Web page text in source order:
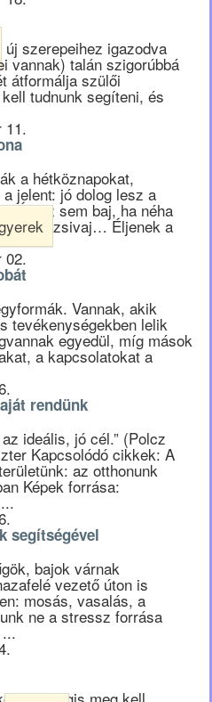
új szerepeihez igazodva
vannak) talán szigorúbbá
átformálja szülői
tudnunk segíteni, és
11.
a hétköznapokat,
jelent: jó dolog lesz a
És az sem baj, ha néha
zsivaj… Éljenek a
02.
Vannak, akik
tevékenységekben lelik
egyedül, míg mások
a kapcsolatokat a
rendünk
ideális, jó cél.” (Polcz
Kapcsolódó cikkek: A
az otthonunk
Képek forrása:
segítségével
bajok várnak
vezető úton is
mosás, vasalás, a
ne a stressz forrása